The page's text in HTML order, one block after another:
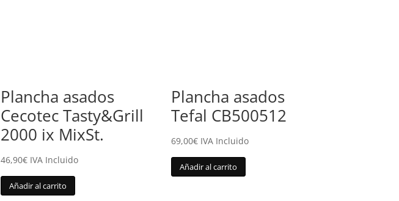
Plancha asados
Cecotec Tasty&Grill
2000 ix MixSt.
46,90€ IVA Incluido
Añadir al carrito
Plancha asados
Tefal CB500512
69,00€ IVA Incluido
Añadir al carrito